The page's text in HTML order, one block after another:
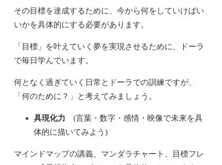
その目標を達成するために、今から何をしていけばい
いかを具体的にする必要があります。
「目標」を叶えていく夢を実現させるために、ドーラ
で毎日学んでいます。
何となく過ぎていく日常とドーラでの訓練ですが、
「何のために？」と考えてみましょう。
具現化力 (言葉・数字・感情・映像で未来を具
体的に描いてみよう)
マインドマップの講義、マンダラチャート、目標フレ